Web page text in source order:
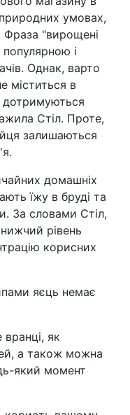
умовах,
Фраза "вирощені
популярною і
Однак, варто
міститься в
дотримуються
Стіл. Проте,
залишаються
домашніх
їжу в бруді та
За словами Стіл,
рівень
корисних
яєць немає
як
а також можна
який момент